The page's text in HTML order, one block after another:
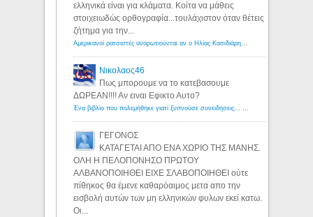
ελληνικά είναι για κλάματα. Κοίτα να μάθεις
στοιχειωδώς ορθογραφία...τουλάχιστον όταν θέτεις
ζήτημα για την...
Αμερικανοί ρατσιστές αναρωτιούνται αν ο Ηλίας Κασιδιάρης ανήκει στη λευκή φυλή... - Λόγιος Ερμής
Νικολαος46
Πως μπορουμε να το κατεβασουμε
ΔΩΡΕΑΝ!!!! Αν ειναι Εφικτο Αυτο?
Ένα βιβλίο που πολεμήθηκε γιατί ξυπνούσε συνειδήσεις... - Λόγιος Ερμής | Η γνώση ξεκινάει με την αναζήτηση...
ΓΕΓΟΝΟΣ
ΚΑΤΑΓΕΤΑΙ ΑΠΟ ΕΝΑ ΧΩΡΙΟ ΤΗΣ ΜΑΝΗΣ.
ΟΛΗ Η ΠΕΛΟΠΟΝΗΣΟ ΠΡΩΤΟΥ
ΑΛΒΑΝΟΠΟΙΗΘΕΙ ΕΙΧΕ ΣΛΑΒΟΠΟΙΗΘΕΙ ούτε
πίθηκος θα έμενε καθαρόαιμος μετα απο την
εισβολή αυτών των μη ελληνικών φυλων εκεί κατω.
Οι...